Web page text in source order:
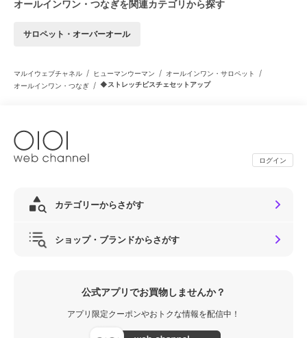
オールインワン・つなぎを関連カテゴリから探す
サロペット・オーバーオール
マルイウェブチャネル / ヒューマンウーマン / オールインワン・サロペット /
オールインワン・つなぎ / ◆ストレッチビスチェセットアップ
ログイン
カテゴリーからさがす
ショップ・ブランドからさがす
公式アプリでお買物しませんか？
アプリ限定クーポンやおトクな情報を配信中！